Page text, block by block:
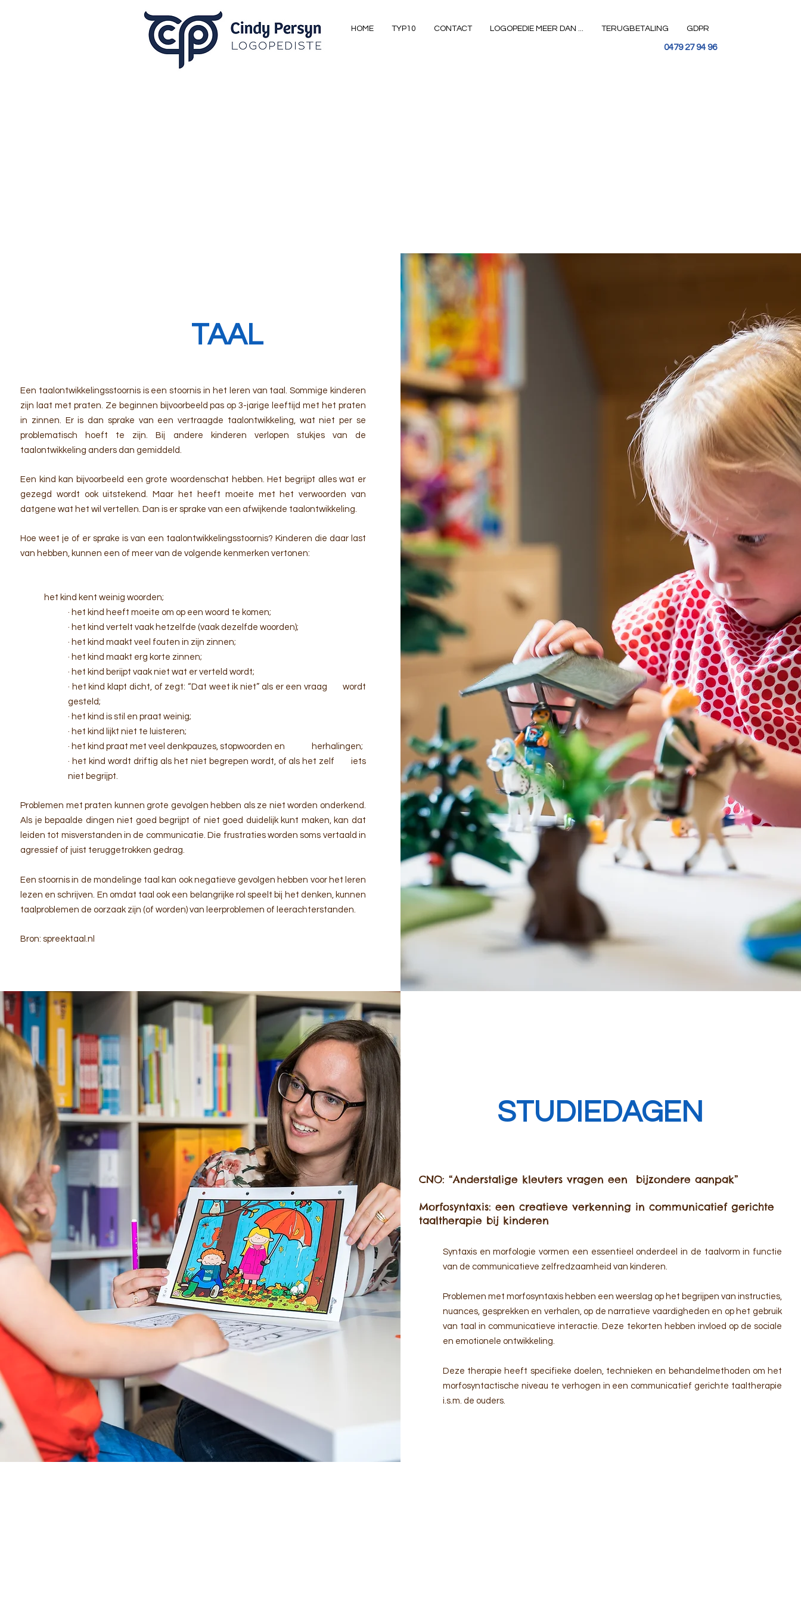
HOME TYP10 CONTACT LOGOPEDIE MEER DAN ... TERUGBETALING GDPR
0479 27 94 96
TAAL
Een taalontwikkelingsstoornis is een stoornis in het leren van taal. Sommige kinderen
zijn laat met praten. Ze beginnen bijvoorbeeld pas op 3-jarige leeftijd met het praten
in zinnen. Er is dan sprake van een vertraagde taalontwikkeling, wat niet per se
problematisch hoeft te zijn. Bij andere kinderen verlopen stukjes van de
taalontwikkeling anders dan gemiddeld.
Een kind kan bijvoorbeeld een grote woordenschat hebben. Het begrijpt alles wat er
gezegd wordt ook uitstekend. Maar het heeft moeite met het verwoorden van
datgene wat het wil vertellen. Dan is er sprake van een afwijkende taalontwikkeling.
Hoe weet je of er sprake is van een taalontwikkelingsstoornis? Kinderen die daar last
van hebben, kunnen een of meer van de volgende kenmerken vertonen:
het kind kent weinig woorden;
· het kind heeft moeite om op een woord te komen;
· het kind vertelt vaak hetzelfde (vaak dezelfde woorden);
· het kind maakt veel fouten in zijn zinnen;
· het kind maakt erg korte zinnen;
· het kind berijpt vaak niet wat er verteld wordt;
· het kind klapt dicht, of zegt: “Dat weet ik niet” als er een vraag wordt
gesteld;
· het kind is stil en praat weinig;
· het kind lijkt niet te luisteren;
· het kind praat met veel denkpauzes, stopwoorden en herhalingen;
· het kind wordt driftig als het niet begrepen wordt, of als het zelf iets
niet begrijpt.
Problemen met praten kunnen grote gevolgen hebben als ze niet worden onderkend.
Als je bepaalde dingen niet goed begrijpt of niet goed duidelijk kunt maken, kan dat
leiden tot misverstanden in de communicatie. Die frustraties worden soms vertaald in
agressief of juist teruggetrokken gedrag.
Een stoornis in de mondelinge taal kan ook negatieve gevolgen hebben voor het leren
lezen en schrijven. En omdat taal ook een belangrijke rol speelt bij het denken, kunnen
taalproblemen de oorzaak zijn (of worden) van leerproblemen of leerachterstanden.
Bron: spreektaal.nl
STUDIEDAGEN
CNO: “Anderstalige kleuters vragen een bijzondere aanpak”
Morfosyntaxis: een creatieve verkenning in communicatief gerichte
taaltherapie bij kinderen
Syntaxis en morfologie vormen een essentieel onderdeel in de taalvorm in functie
van de communicatieve zelfredzaamheid van kinderen.
Problemen met morfosyntaxis hebben een weerslag op het begrijpen van instructies,
nuances, gesprekken en verhalen, op de narratieve vaardigheden en op het gebruik
van taal in communicatieve interactie. Deze tekorten hebben invloed op de sociale
en emotionele ontwikkeling.
Deze therapie heeft specifieke doelen, technieken en behandelmethoden om het
morfosyntactische niveau te verhogen in een communicatief gerichte taaltherapie
i.s.m. de ouders.